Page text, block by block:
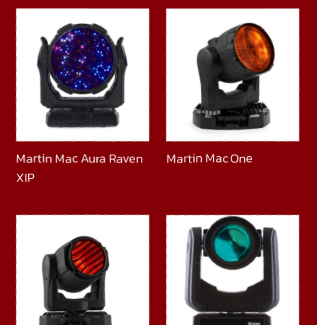
Martin Mac Aura Raven
XIP
Martin Mac One